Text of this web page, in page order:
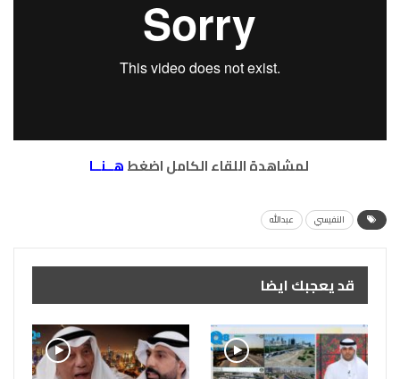
لمشاهدة اللقاء الكامل اضغطهــنــا
النفيسي عبدالله
قد يعجبك ايضا